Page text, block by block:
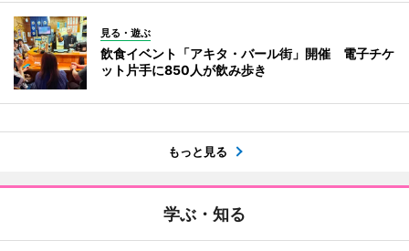
見る・遊ぶ
飲食イベント「アキタ・バール街」開催 電子チケ
ット片手に850人が飲み歩き
もっと見る
学ぶ・知る